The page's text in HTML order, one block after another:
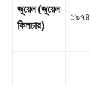
জুয়েল (জুয়েল
কিলচার)
১৯৭৪